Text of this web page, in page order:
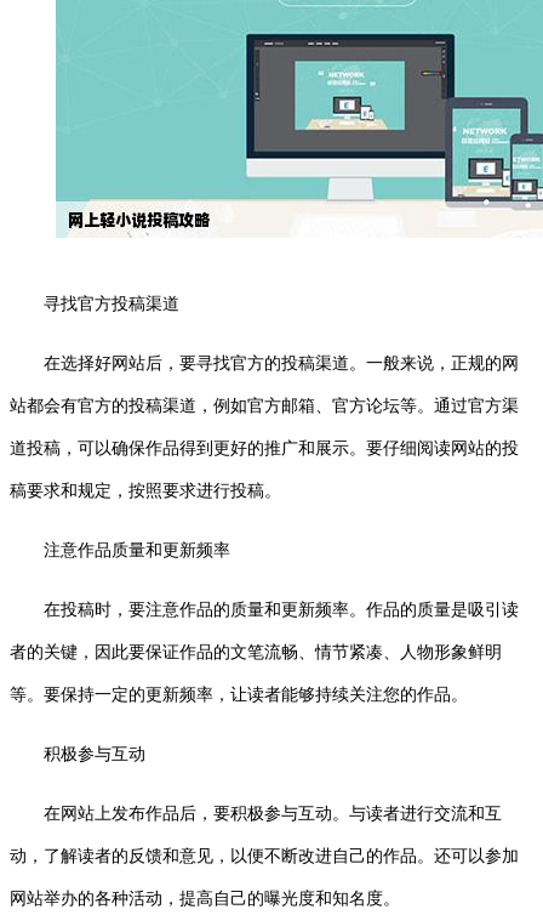
寻找官方投稿渠道
在选择好网站后，要寻找官方的投稿渠道。一般来说，正规的网
站都会有官方的投稿渠道，例如官方邮箱、官方论坛等。通过官方渠
道投稿，可以确保作品得到更好的推广和展示。要仔细阅读网站的投
稿要求和规定，按照要求进行投稿。
注意作品质量和更新频率
在投稿时，要注意作品的质量和更新频率。作品的质量是吸引读
者的关键，因此要保证作品的文笔流畅、情节紧凑、人物形象鲜明
等。要保持一定的更新频率，让读者能够持续关注您的作品。
积极参与互动
在网站上发布作品后，要积极参与互动。与读者进行交流和互
动，了解读者的反馈和意见，以便不断改进自己的作品。还可以参加
网站举办的各种活动，提高自己的曝光度和知名度。